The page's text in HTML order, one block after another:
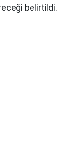
belirtildi.